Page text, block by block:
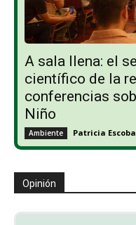
A sala llena: el
científico de la
conferencias
Niño
Ambiente Patricia
Opinión